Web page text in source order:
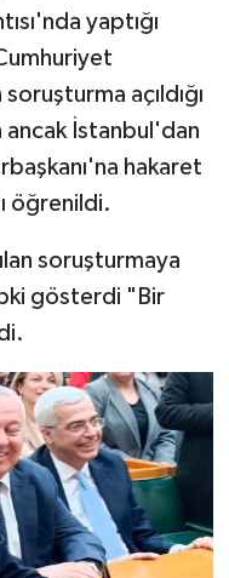
yaptığı
soruşturma açıldığı
İstanbul'dan
hakaret
öğrenildi.
soruşturmaya
gösterdi "Bir